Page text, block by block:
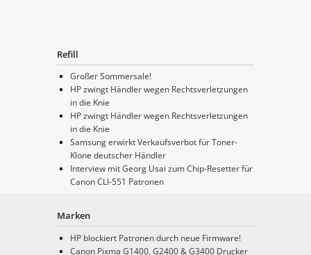
Refill
Großer Sommersale!
HP zwingt Händler wegen Rechtsverletzungen
in die Knie
HP zwingt Händler wegen Rechtsverletzungen
in die Knie
Samsung erwirkt Verkaufsverbot für Toner-
Klone deutscher Händler
Interview mit Georg Usai zum Chip-Resetter für
Canon CLI-551 Patronen
Marken
HP blockiert Patronen durch neue Firmware!
Canon Pixma G1400, G2400 & G3400 Drucker